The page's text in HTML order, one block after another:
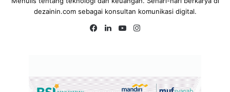
dezainin.com sebagai konsultan komunikasi digital.
Fa
Lin
Yo